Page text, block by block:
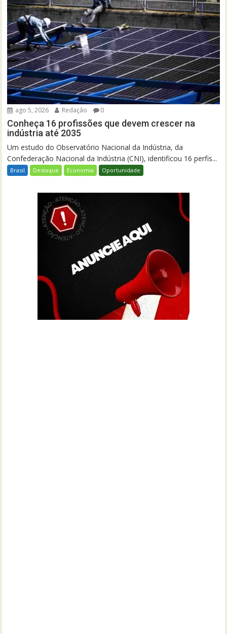
ago 5, 2026 Redação 0
Conheça 16 profissões que devem crescer na
indústria até 2035
Um estudo do Observatório Nacional da Indústria, da
Confederação Nacional da Indústria (CNI), identificou 16 perfis...
Brasil Destaque Economia Oportunidade